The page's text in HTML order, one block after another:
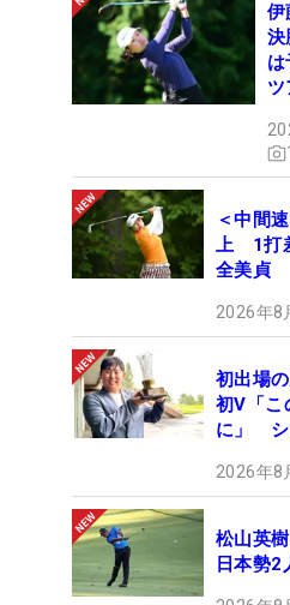
伊
ツ
1
＜中間
上 1打
全美貞
2026年8
初出場
初V「こ
に」 シ
2026年8
松山英
日本勢2